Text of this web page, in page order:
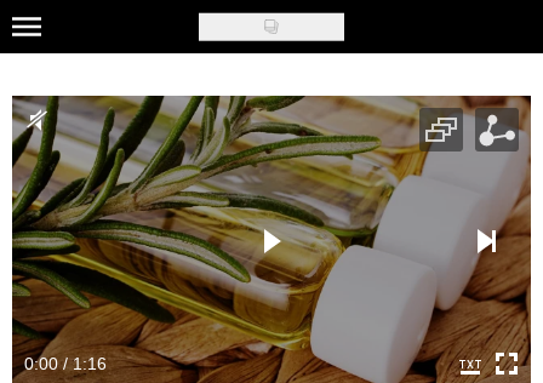
Skip
to
main
content
Moda
Ślub i wesele
Styl życia
Nasze akcje
Inspiracje
0:00 / 1:16